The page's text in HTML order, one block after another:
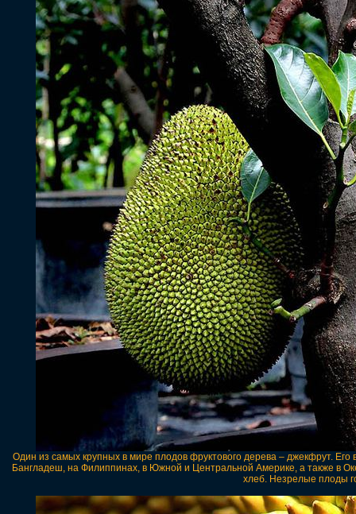
Один из самых крупных в мире плодов фруктового дерева – джекфрут.
Бангладеш, на Филиппинах, в Южной и Центральной Америке, а также в
хлеб. Незрелые плоды